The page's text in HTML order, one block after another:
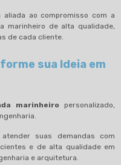
aliada ao compromisso com a
marinheiro de alta qualidade,
de cada cliente.
sua Ideia em
marinheiro personalizado,
suas demandas com
e de alta qualidade em
e arquitetura.